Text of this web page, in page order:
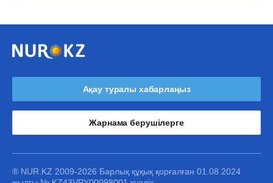
Ақау туралы хабарлаңыз
Жарнама берушілерге
® NUR.KZ 2009-2026 Барлық құқық қорғалған 01.08.2024